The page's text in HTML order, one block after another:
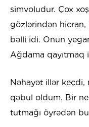
simvoludur. Çox
gözlərindən hicran,
bəlli idi. Onun
Ağdama qayıtmaq
Nəhayət illər
qəbul oldum. Bir
tutmağı öyrədən bu